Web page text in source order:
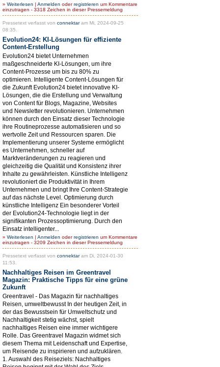
» Weiterlesen | Anmelden oderregistrieren um Kommentare
einzutragen - 3318 Zeichen in dieser Pressemeldung
Pressetext verfasst von connektaram Mi, 2024-09-25
08:35.
Evolution24: KI-Lösungen für effiziente
Content-Erstellung
Evolution24 bietet Unternehmen
maßgeschneiderte KI-Lösungen, um ihre
Content-Prozesse um bis zu 80% zu
optimieren. Intelligente Content-Lösungen für
die Zukunft Evolution24 bietet innovative KI-
Lösungen, die die Erstellung und Verwaltung
von Content für Blogs, Magazine, Websites
und Newsletter revolutionieren. Unternehmen
können durch den Einsatz dieser Technologie
ihre Routineprozesse automatisieren und so
wertvolle Zeit und Ressourcen sparen. Die
Implementierung unserer Systeme ermöglicht
es Unternehmen, schneller auf
Marktveränderungen zu reagieren und
gleichzeitig die Qualität und Konsistenz ihrer
Inhalte zu gewährleisten. Künstliche Intelligenz
revolutioniert die Produktivität in Ihrem
Unternehmen und bringt Ihre Content-Strategie
auf das nächste Level. Optimierung durch
künstliche Intelligenz Ein besonderer Vorteil
der Evolution24-Technologie liegt in der
signifikanten Prozessoptimierung. Durch den
Einsatz intelligenter...
» Weiterlesen | Anmelden oderregistrieren um Kommentare
einzutragen - 3209 Zeichen in dieser Pressemeldung
Pressetext verfasst von connektaram Di, 2024-01-30
11:53.
Nachhaltiges Reisen im Greentravel
Magazin: Praktische Tipps für eine grüne
Zukunft
Greentravel - Das Magazin für nachhaltiges
Reisen, umweltbewusst In der heutigen Zeit, in
der das Bewusstsein für Umweltschutz und
Nachhaltigkeit stetig wächst, spielt
nachhaltiges Reisen eine immer wichtigere
Rolle. Das Greentravel Magazin widmet sich
diesem Thema mit Leidenschaft und Expertise,
um Reisende zu inspirieren und aufzuklären.
1. Auswahl des Reiseziels: Nachhaltiges